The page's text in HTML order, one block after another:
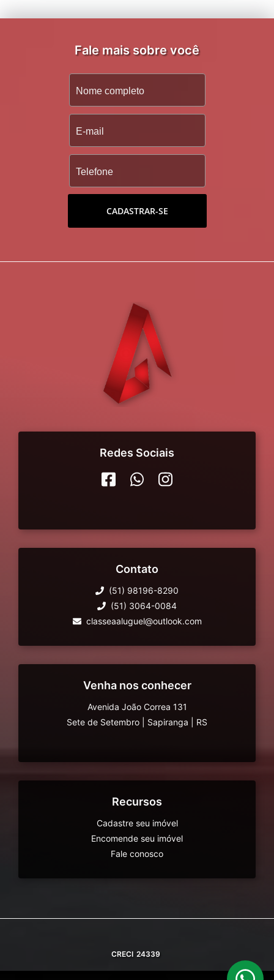
Fale mais sobre você
CADASTRAR-SE
Redes Sociais
Contato
(51) 98196-8290
(51) 3064-0084
classeaaluguel@outlook.com
Venha nos conhecer
Avenida João Correa 131
Sete de Setembro
Sapiranga RS
Recursos
Cadastre seu imóvel
Encomende seu imóvel
Fale conosco
CRECI 24339